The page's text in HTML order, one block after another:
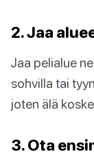
2. Jaa
Jaa pelialue
sohvilla tai
joten älä
3. Ota